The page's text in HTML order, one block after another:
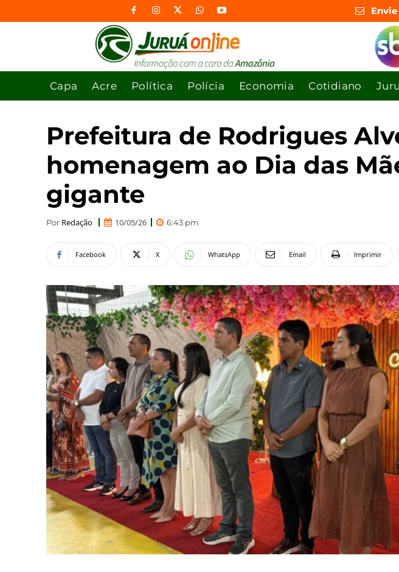
Capa Acre Política Polícia Economia Cotidiano
Prefeitura de Rodrigues
homenagem ao Dia das
gigante
Por Redação 10/05/26 6:43 pm
Facebook X WhatsApp Email Imprimir